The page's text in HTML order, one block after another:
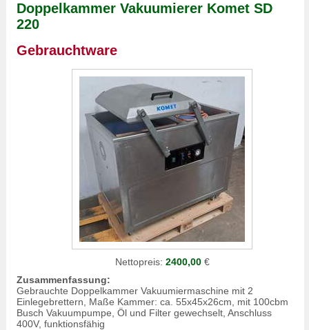
Doppelkammer Vakuumierer Komet SD
220
Gebrauchtware
Nettopreis: 2400,00€
Zusammenfassung:
Gebrauchte Doppelkammer Vakuumiermaschine mit 2
Einlegebrettern, Maße Kammer: ca. 55x45x26cm, mit 100cbm
Busch Vakuumpumpe, Öl und Filter gewechselt, Anschluss
400V, funktionsfähig